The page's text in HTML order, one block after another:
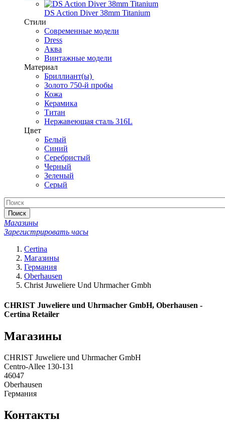
DS Action Diver 38mm Titanium
Стили
Современные модели
Dress
Аква
Винтажные модели
Материал
Бриллиант(ы)
Золото 750-й пробы
Кожа
Керамика
Титан
Нержавеющая сталь 316L
Цвет
Белый
Синий
Серебристый
Черный
Зеленый
Серый
Поиск
Магазины
Зарегистрировать часы
Certina
Магазины
Германия
Oberhausen
Christ Juweliere Und Uhrmacher Gmbh
CHRIST Juweliere und Uhrmacher GmbH, Oberhausen -
Certina Retailer
Магазины
CHRIST Juweliere und Uhrmacher GmbH
Centro-Allee 130-131
46047
Oberhausen
Германия
Контакты